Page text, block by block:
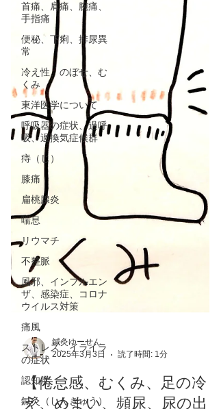
首痛、肩痛、腕痛、
手指痛
便秘、下痢、排尿異
常
冷え性、のぼせ、む
くみ
東洋医学について
呼吸器の症状、過呼
吸、過換気症候群
痔（じ）
膝痛
扁桃腺炎
喘息
リウマチ
不整脈
風邪、インフルエン
ザ、感染症、コロナ
ウイルス対策
痛風
ストレス、イライラ
の症状
認知症
鍼灸（しんきゅう）
2025年3月3日
読了時間: 1分